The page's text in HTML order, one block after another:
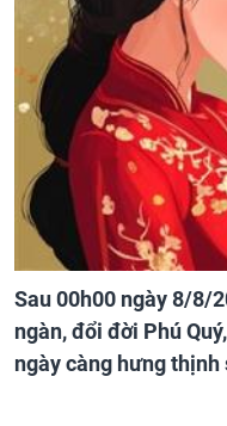
Sau 00h00 ngày 8/8/
ngàn, đổi đời Phú
ngày càng hưng thịnh